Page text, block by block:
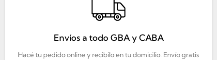
Envíos a todo GBA y CABA
Hacé tu pedido online y recibilo en tu domicilio. Envío gratis